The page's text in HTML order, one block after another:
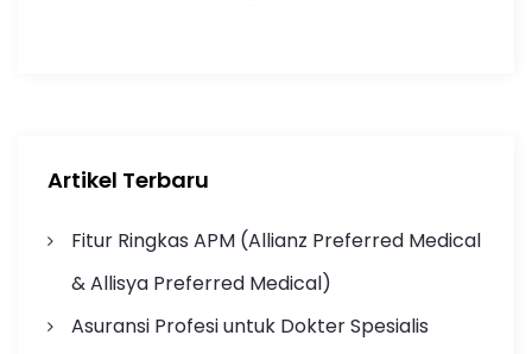
Artikel Terbaru
Fitur Ringkas APM (Allianz Preferred Medical
& Allisya Preferred Medical)
Asuransi Profesi untuk Dokter Spesialis